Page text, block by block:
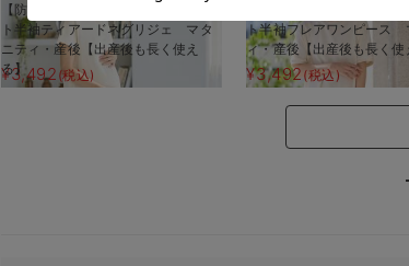
【防汚加工】綿混やわらかスウェッ
ト半袖ティアードネグリジェ マタ
ニティ・産後【出産後も長く使え
る】
¥3,492 (税込)
ト半袖フレアワンピース
ィ・産後【出産後も長く使
¥3,492(税込)